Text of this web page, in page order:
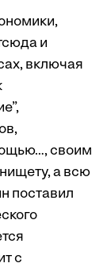
и
включая
своим
а всю
поставил
с